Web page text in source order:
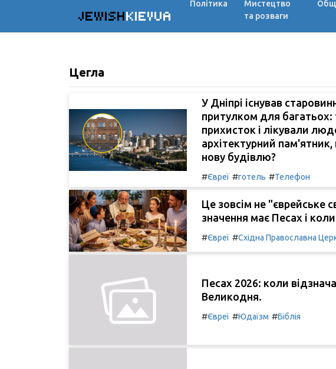
JEWISHKIEVUA
Політика
Мистецтво
та розваги
Цегла
У Дніпрі існував
притулком для
прихисток і лікували
архітектурний
нову будівлю?
#Євреї #готель #Телефон
Це зовсім не "єврейське
значення має Песах і
#Євреї #Східна Православна
Песах 2026: коли
Великодня.
#Євреї #Юдаїзм #Біблія